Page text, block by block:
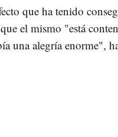
que ha tenido
el mismo "está
una alegría enorme",